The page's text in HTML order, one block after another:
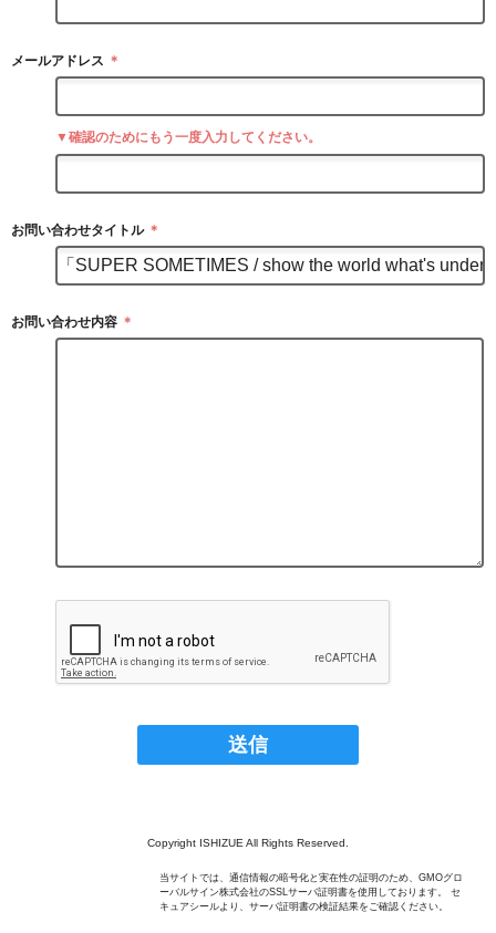
メールアドレス ＊
▼確認のためにもう一度入力してください。
お問い合わせタイトル ＊
お問い合わせ内容 ＊
Copyright ISHIZUE All Rights Reserved.
当サイトでは、通信情報の暗号化と実在性の証明のため、GMOグロ
ーバルサイン株式会社のSSLサーバ証明書を使用しております。 セ
キュアシールより、サーバ証明書の検証結果をご確認ください。